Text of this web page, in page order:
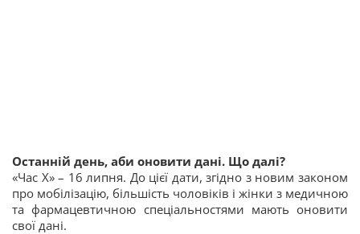
Останній день, аби оновити дані. Що далі?
«Час Х» – 16 липня. До цієї дати, згідно з новим законом
про мобілізацію, більшість чоловіків і жінки з медичною
та фармацевтичною спеціальностями мають оновити
свої дані.